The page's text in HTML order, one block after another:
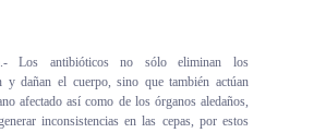
Los antibióticos no sólo eliminan los
y dañan el cuerpo, sino que también actúan
afectado así como de los órganos aledaños,
inconsistencias en las cepas, por estos